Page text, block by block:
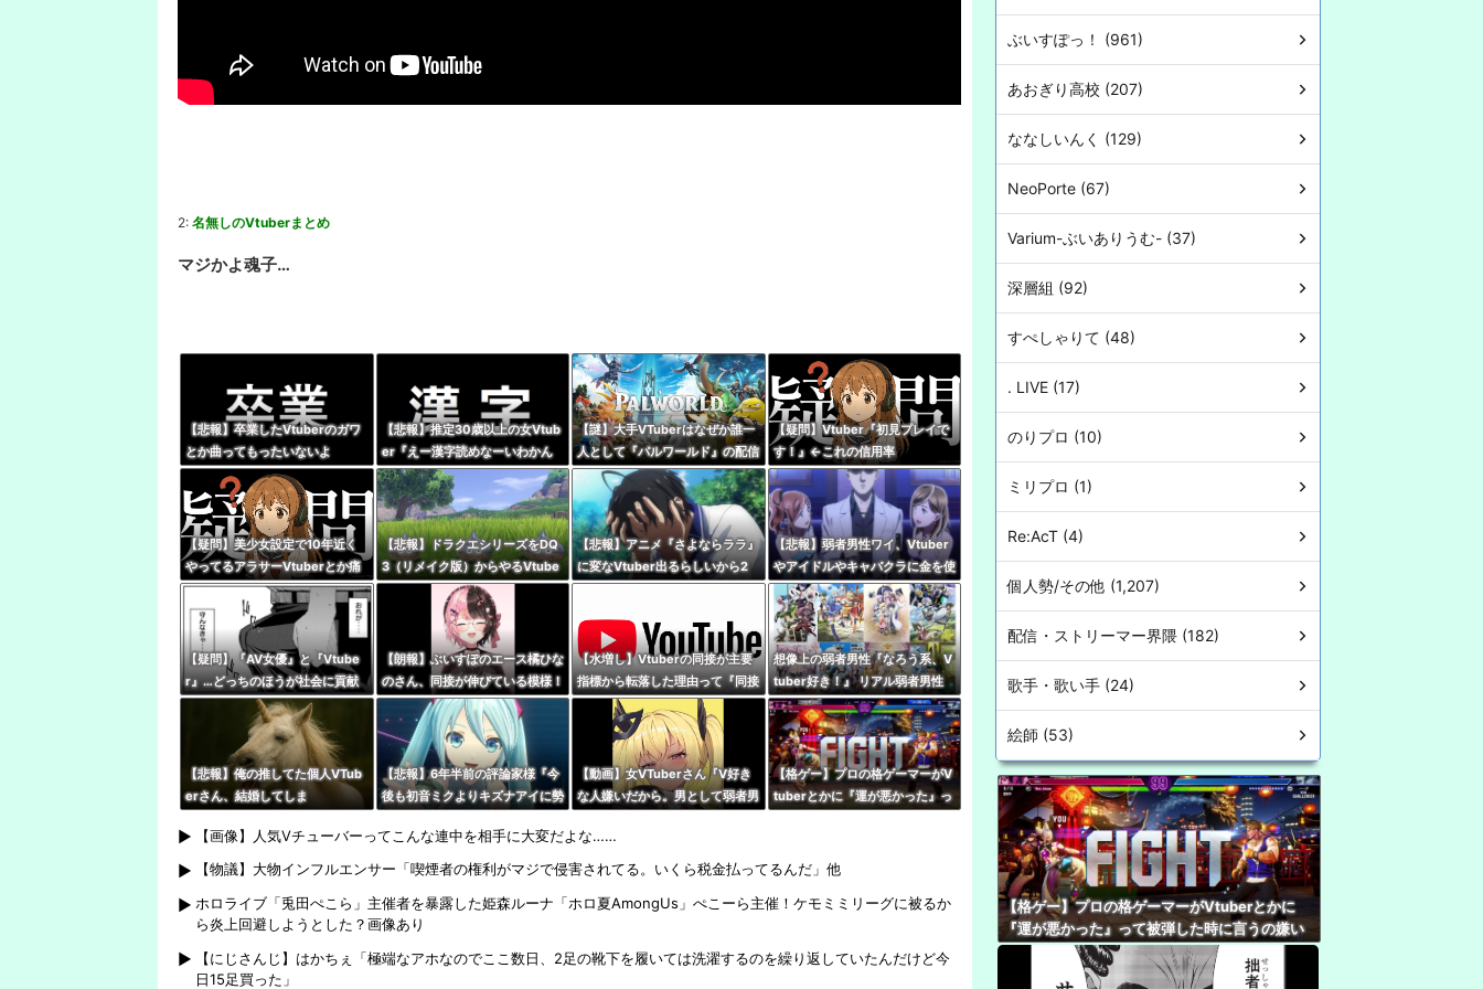
2: 名無しのVtuberまとめ
マジかよ魂子…
【悲報】卒業したVtuberのガワ
とか曲ってもったいないよ
な・・・・
【悲報】推定30歳以上の女Vtub
er『えー漢字読めなーいわかん
なーい』 キッズリスナー
『！？』
【謎】大手VTuberはなぜか誰一
人として『パルワールド』の配信
やってないけど同接50万で世界2
位←これ
【疑問】Vtuber『初見プレイで
す！』←これの信用率
【疑問】美少女設定で10年近く
やってるアラサーVtuberとか痛
いとしか思えないんだが興奮する
もんなの？
【悲報】ドラクエシリーズをDQ
3（リメイク版）からやるVtube
rいるけど誰か止めろよな…
【悲報】アニメ『さよならララ』
に変なVtuber出るらしいから2
話見れないんだけど…
【悲報】弱者男性ワイ、Vtuber
やアイドルやキャバクラに金を使
いまくる奴が理解できない…
【疑問】『AV女優』と『Vtube
r』…どっちのほうが社会に貢献
している？
【朗報】ぶいすぽのエース橘ひな
のさん、同接が伸びている模様！
←無敵だなぶいすぽ
【水増し】Vtuberの同接が主要
指標から転落した理由って『同接
に対して高評価数が少ない配信が
あぶり出された』からだよな
想像上の弱者男性『なろう系、V
tuber好き！』 リアル弱者男性
『哲学、古典文学、世界史。(ﾒ
ｶﾞﾈｸｲ)』
【悲報】俺の推してた個人VTub
erさん、結婚してしま
【悲報】6年半前の評論家様『今
後も初音ミクよりキズナアイに勢
とはできない』
【動画】女VTuberさん『V好き
な人嫌いだから。男として弱者男
【格ゲー】プロの格ゲーマーがV
tuberとかに『運が悪かった』っ
【画像】人気Vチューバーってこんな連中を相手に大変だよな……
【物議】大物インフルエンサー「喫煙者の権利がマジで侵害されてる。いくら税金払ってるんだ」他
ホロライブ「兎田ぺこら」主催者を暴露した姫森ルーナ「ホロ夏AmongUs」ぺこーら主催！ケモミミリーグに被るか
ら炎上回避しようとした？画像あり
【にじさんじ】はかちぇ「極端なアホなのでここ数日、2足の靴下を履いては洗濯するのを繰り返していたんだけど今
日15足買った」
ぶいすぽっ！ (961)
あおぎり高校 (207)
ななしいんく (129)
NeoPorte (67)
Varium-ぶいありうむ- (37)
深層組 (92)
すぺしゃりて (48)
. LIVE (17)
のりプロ (10)
ミリプロ (1)
Re:AcT (4)
個人勢/その他 (1,207)
配信・ストリーマー界隈 (182)
歌手・歌い手 (24)
絵師 (53)
【格ゲー】プロの格ゲーマーがVtuberとかに
『運が悪かった』って被弾した時に言うの嫌い